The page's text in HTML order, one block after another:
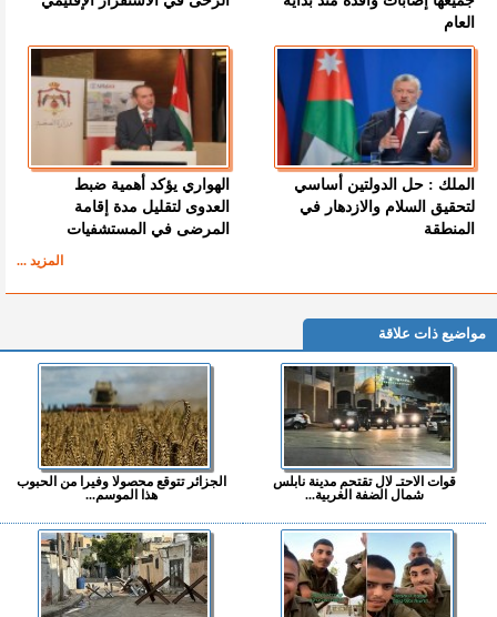
العام
الملك : حل الدولتين أساسي
لتحقيق السلام والازدهار في
المنطقة
الهواري يؤكد أهمية ضبط
العدوى لتقليل مدة إقامة
المرضى في المستشفيات
المزيد ...
مواضيع ذات علاقة
قوات الاحتـ لال تقتحم مدينة نابلس
شمال الضفة الغربية...
الجزائر تتوقع محصولا وفيرا من الحبوب
هذا الموسم...